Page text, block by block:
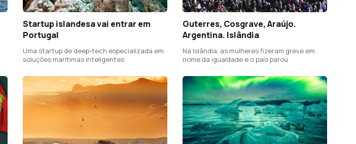
Startup islandesa vai entrar em
Portugal
Uma startup de deep-tech especializada em
soluções marítimas inteligentes
Guterres, Cosgrave, Araújo.
Argentina. Islândia
Na Islândia, as mulheres fizeram greve em
nome da igualdade e o país parou